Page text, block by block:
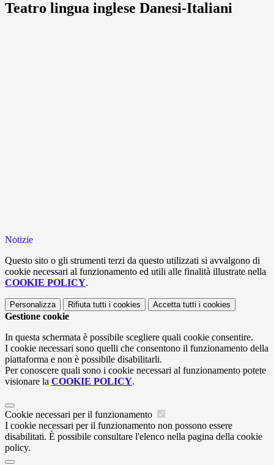
Teatro lingua inglese Danesi-Italiani
Notizie
Questo sito o gli strumenti terzi da questo utilizzati si avvalgono di
cookie necessari al funzionamento ed utili alle finalità illustrate nella
COOKIE POLICY.
Personalizza Rifiuta tutti i cookies Accetta tutti i cookies
Gestione cookie
In questa schermata è possibile scegliere quali cookie consentire.
I cookie necessari sono quelli che consentono il funzionamento della
piattaforma e non è possibile disabilitarli.
Per conoscere quali sono i cookie necessari al funzionamento potete
visionare la COOKIE POLICY.
Cookie necessari per il funzionamento
I cookie necessari per il funzionamento non possono essere
disabilitati. È possibile consultare l'elenco nella pagina della cookie
policy.